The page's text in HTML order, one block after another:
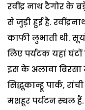
रवींद्र नाथ टैगोर के
से जुड़ी हुई है.
काफी लुभाती थी.
लिए पर्यटक यहां घंटों
इस के अलावा बिरसा
सिद्धूकान्हू पार्क,
मशहूर पर्यटन स्थल हैं.